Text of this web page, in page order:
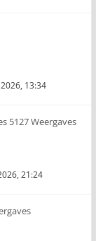
13:34
5127 Weergaves
21:24